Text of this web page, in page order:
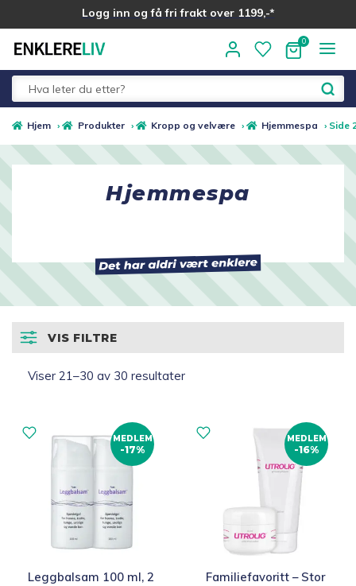
Logg inn og få fri frakt over 1199,-*
Alle kategorier
Fold
Sommer ☀️
Best i test
Merker
Inspirasjon
Fold
ut
Gavetips
Hjem › Produkter › Kropp og velvære › Hjemmespa › Side
Hjemmespa
VIS FILTRE
Viser 21–30 av 30 resultaterSortert
MEDLEM
-17%
Leggbalsam 100 ml, 2
MEDLEM
-16%
Familiefavoritt – Stor